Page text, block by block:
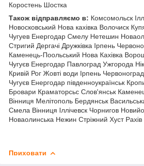
Коростень Шостка
Також відправляємо в: Комсомольск
Новосковський Нова кахівка Волочиск
Чугуев Енергодар Смелу Нетешин
Стригий Дергачі Дружківка Ірпень
Каменець-Поольський Нова Кахівка
Чугуєв Енергодар Павлоград Ужгорода
Кривій Рог Жовті води Ірпень
Чугуєв Енергодар південноукраїнськ
Бровари Краматорсьс Слов'янськ
Вінниця Мелітополь Бердянськ
Смела Вінниця Іллічевск Чорнигов
Новаолинська Нежин Стріжний Хуст
Приховати